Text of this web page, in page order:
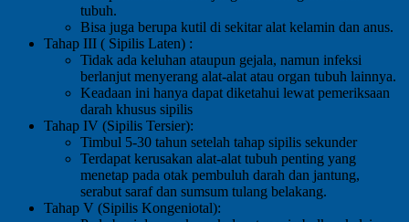
tubuh.
Bisa juga berupa kutil di sekitar alat kelamin dan anus.
Tahap III ( Sipilis Laten) :
Tidak ada keluhan ataupun gejala, namun infeksi
berlanjut menyerang alat-alat atau organ tubuh lainnya.
Keadaan ini hanya dapat diketahui lewat pemeriksaan
darah khusus sipilis
Tahap IV (Sipilis Tersier):
Timbul 5-30 tahun setelah tahap sipilis sekunder
Terdapat kerusakan alat-alat tubuh penting yang
menetap pada otak pembuluh darah dan jantung,
serabut saraf dan sumsum tulang belakang.
Tahap V (Sipilis Kongeniotal):